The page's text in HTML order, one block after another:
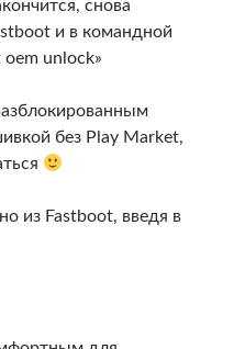
снова
и в командной
unlock»
без Play Market,
из Fastboot, введя в